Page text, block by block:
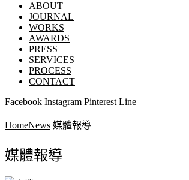
ABOUT
JOURNAL
WORKS
AWARDS
PRESS
SERVICES
PROCESS
CONTACT
Facebook Instagram Pinterest Line
HomeNews 媒體報導
媒體報導